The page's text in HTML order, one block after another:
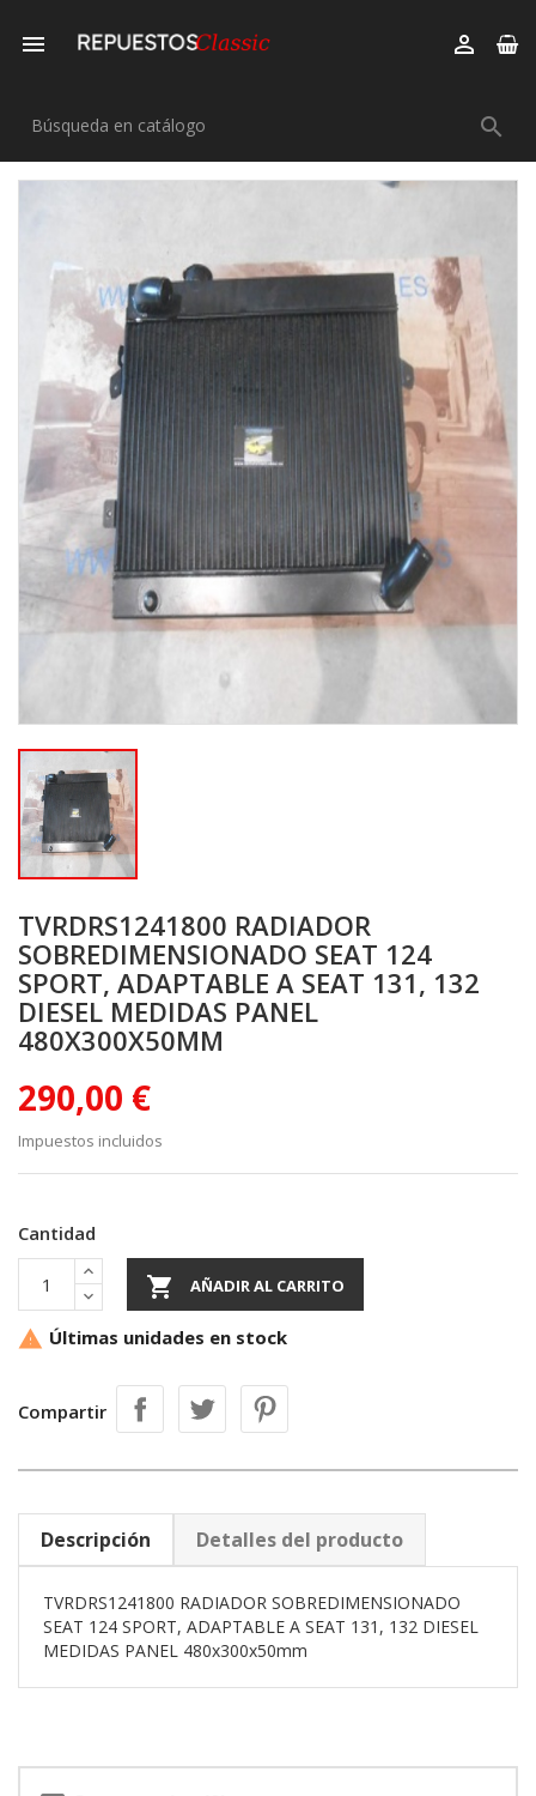
 

TVRDRS1241800 RADIADOR
SOBREDIMENSIONADO SEAT 124
SPORT, ADAPTABLE A SEAT 131, 132
DIESEL MEDIDAS PANEL
480X300X50MM
290,00 €
Impuestos incluidos
Cantidad
 AÑADIR AL CARRITO
 Últimas unidades en stock
Compartir
Descripción Detalles del producto
TVRDRS1241800 RADIADOR SOBREDIMENSIONADO
SEAT 124 SPORT, ADAPTABLE A SEAT 131, 132 DIESEL
MEDIDAS PANEL 480x300x50mm